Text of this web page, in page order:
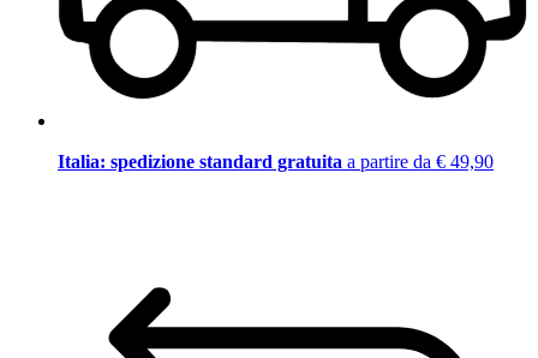
Italia: spedizione standard gratuita a partire da € 49,90